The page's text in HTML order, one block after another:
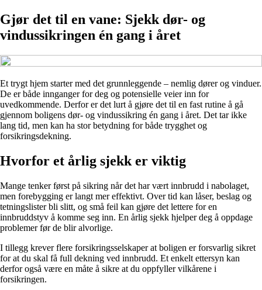
Gjør det til en vane: Sjekk dør- og
vindussikringen én gang i året
Et trygt hjem starter med det grunnleggende – nemlig dører og vinduer.
De er både innganger for deg og potensielle veier inn for
uvedkommende. Derfor er det lurt å gjøre det til en fast rutine å gå
gjennom boligens dør- og vindussikring én gang i året. Det tar ikke
lang tid, men kan ha stor betydning for både trygghet og
forsikringsdekning.
Hvorfor et årlig sjekk er viktig
Mange tenker først på sikring når det har vært innbrudd i nabolaget,
men forebygging er langt mer effektivt. Over tid kan låser, beslag og
tetningslister bli slitt, og små feil kan gjøre det lettere for en
innbruddstyv å komme seg inn. En årlig sjekk hjelper deg å oppdage
problemer før de blir alvorlige.
I tillegg krever flere forsikringsselskaper at boligen er forsvarlig sikret
for at du skal få full dekning ved innbrudd. Et enkelt ettersyn kan
derfor også være en måte å sikre at du oppfyller vilkårene i
forsikringen.